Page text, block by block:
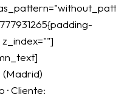
(Madrid)
· Cliente: